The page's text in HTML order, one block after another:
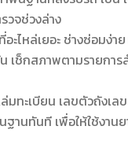
วจช่วงล่าง
ะไหล่เยอะ ช่างซ่อมง่า
เช็กสภาพตามรายกา
มทะเบียน เลขตัวถังเล
านทันที เพื่อให้ใช้งาน